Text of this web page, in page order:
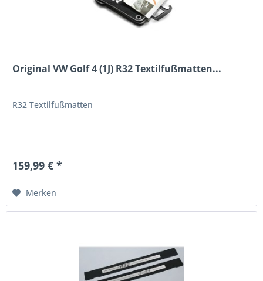
Original VW Golf 4 (1J) R32 Textilfußmatten...
R32 Textilfußmatten
159,99 € *
Merken